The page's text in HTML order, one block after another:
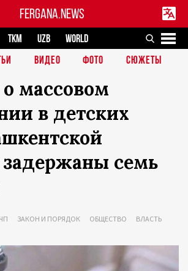
FERGANA.NEWS
TKM UZB
WORLD
ВИДЕО ФОТО СЮЖЕТЫ
массовом
в детских
задержаны семь
ЧП ЗАКОН И ПОРЯДОК ОБЩЕСТВО ВЛАСТЬ